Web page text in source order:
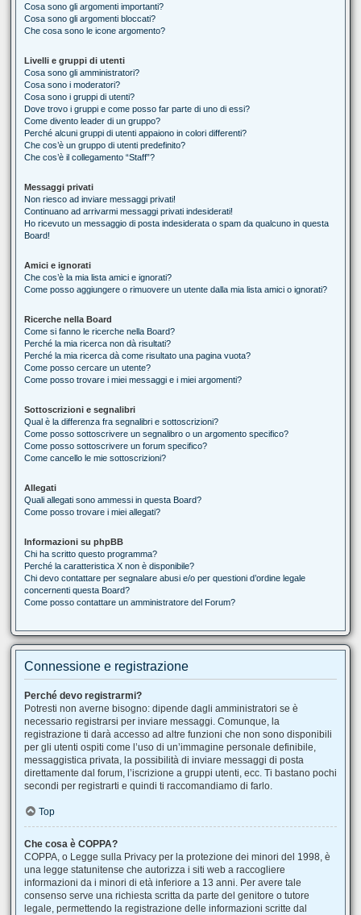
Cosa sono gli argomenti importanti?
Cosa sono gli argomenti bloccati?
Che cosa sono le icone argomento?
Livelli e gruppi di utenti
Cosa sono gli amministratori?
Cosa sono i moderatori?
Cosa sono i gruppi di utenti?
Dove trovo i gruppi e come posso far parte di uno di essi?
Come divento leader di un gruppo?
Perché alcuni gruppi di utenti appaiono in colori differenti?
Che cos’è un gruppo di utenti predefinito?
Che cos’è il collegamento “Staff”?
Messaggi privati
Non riesco ad inviare messaggi privati!
Continuano ad arrivarmi messaggi privati indesiderati!
Ho ricevuto un messaggio di posta indesiderata o spam da qualcuno in questa
Board!
Amici e ignorati
Che cos’è la mia lista amici e ignorati?
Come posso aggiungere o rimuovere un utente dalla mia lista amici o ignorati?
Ricerche nella Board
Come si fanno le ricerche nella Board?
Perché la mia ricerca non dà risultati?
Perché la mia ricerca dà come risultato una pagina vuota?
Come posso cercare un utente?
Come posso trovare i miei messaggi e i miei argomenti?
Sottoscrizioni e segnalibri
Qual è la differenza fra segnalibri e sottoscrizioni?
Come posso sottoscrivere un segnalibro o un argomento specifico?
Come posso sottoscrivere un forum specifico?
Come cancello le mie sottoscrizioni?
Allegati
Quali allegati sono ammessi in questa Board?
Come posso trovare i miei allegati?
Informazioni su phpBB
Chi ha scritto questo programma?
Perché la caratteristica X non è disponibile?
Chi devo contattare per segnalare abusi e/o per questioni d’ordine legale
concernenti questa Board?
Come posso contattare un amministratore del Forum?
Connessione e registrazione
Perché devo registrarmi?
Potresti non averne bisogno: dipende dagli amministratori se è
necessario registrarsi per inviare messaggi. Comunque, la
registrazione ti darà accesso ad altre funzioni che non sono disponibili
per gli utenti ospiti come l’uso di un’immagine personale definibile,
messaggistica privata, la possibilità di inviare messaggi di posta
direttamente dal forum, l’iscrizione a gruppi utenti, ecc. Ti bastano pochi
secondi per registrarti e quindi ti raccomandiamo di farlo.
Top
Che cosa è COPPA?
COPPA, o Legge sulla Privacy per la protezione dei minori del 1998, è
una legge statunitense che autorizza i siti web a raccogliere
informazioni da i minori di età inferiore a 13 anni. Per avere tale
consenso serve una richiesta scritta da parte del genitore o tutore
legale, permettendo la registrazione delle informazioni scritte dal